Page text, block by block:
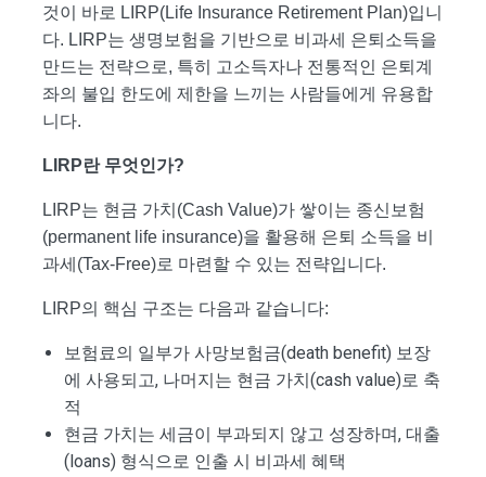
것이 바로 LIRP(Life Insurance Retirement Plan)입니
다. LIRP는 생명보험을 기반으로 비과세 은퇴소득을
만드는 전략으로, 특히 고소득자나 전통적인 은퇴계
좌의 불입 한도에 제한을 느끼는 사람들에게 유용합
니다.
LIRP란 무엇인가?
LIRP는 현금 가치(Cash Value)가 쌓이는 종신보험
(permanent life insurance)을 활용해 은퇴 소득을 비
과세(Tax-Free)로 마련할 수 있는 전략입니다.
LIRP의 핵심 구조는 다음과 같습니다:
보험료의 일부가 사망보험금(death benefit) 보장
에 사용되고, 나머지는 현금 가치(cash value)로 축
적
현금 가치는 세금이 부과되지 않고 성장하며, 대출
(loans) 형식으로 인출 시 비과세 혜택